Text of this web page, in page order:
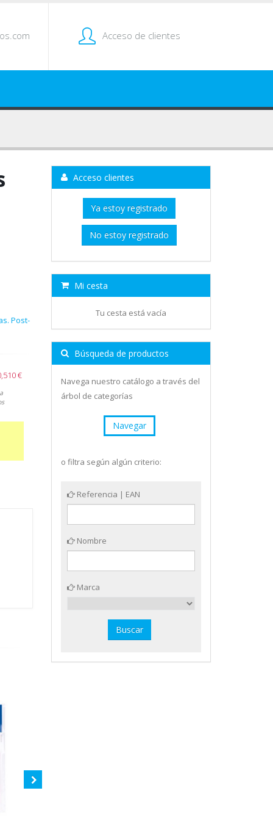
Acceso de clientes
Post-
€
Acceso clientes
Ya estoy registrado
No estoy registrado
Mi cesta
Tu cesta está vacía
Búsqueda de productos
Navega nuestro catálogo a través del
árbol de categorías
Navegar
o filtra según algún criterio:
Referencia | EAN
Nombre
Marca